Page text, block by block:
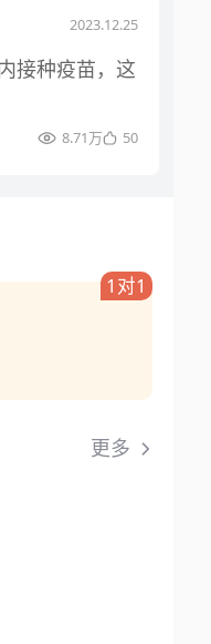
2023.12.25
接种疫苗，这
8.71万 50
1对1
更多